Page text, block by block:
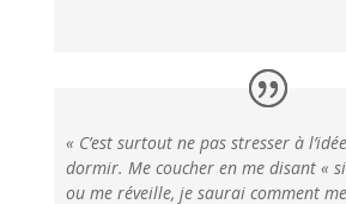
« C’est surtout ne pas stresser à
dormir. Me coucher en me disant «
ou me réveille, je saurai comment